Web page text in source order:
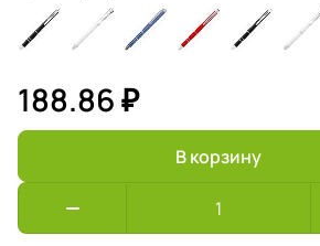
188.86 ₽
В корзину